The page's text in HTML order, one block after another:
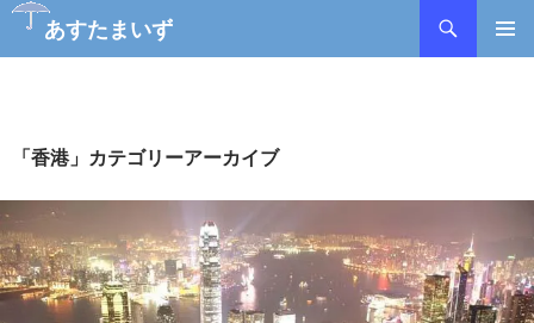
あすたまいず
ツ
ス
ッ
プ
「香港」カテゴリーアーカイブ